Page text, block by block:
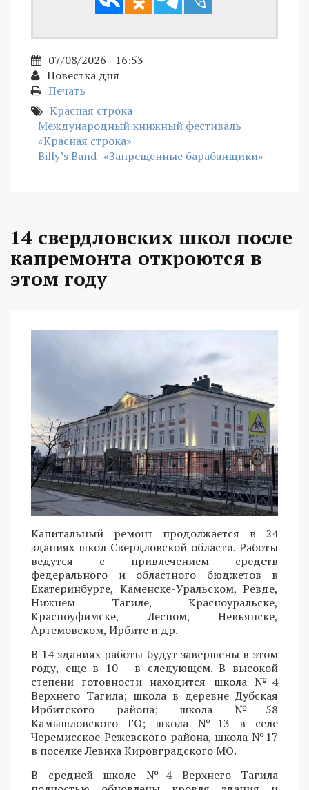
07/08/2026 - 16:53
Повестка дня
Печать
Красная строка
Международный книжный фестиваль
«Красная строка»
Billy’s Band «Запрещенные барабанщики»
14 свердловских школ после
капремонта откроются в
этом году
Капитальный ремонт продолжается в 24
зданиях школ Свердловской области. Работы
ведутся с привлечением средств
федерального и областного бюджетов в
Екатеринбурге, Каменске-Уральском, Ревде,
Нижнем Тагиле, Красноуральске,
Красноуфимске, Лесном, Невьянске,
Артемовском, Ирбите и др.
В 14 зданиях работы будут завершены в этом
году, еще в 10 - в следующем. В высокой
степени готовности находится школа №4
Верхнего Тагила; школа в деревне Дубская
Ирбитского района; школа №58
Камышловского ГО; школа №13 в селе
Черемисское Режевского района, школа №17
в поселке Левиха Кировградского МО.
В средней школе №4 Верхнего Тагила